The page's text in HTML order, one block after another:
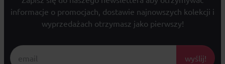
informacje o promocjach, dostawie najnowszych kolekcji i
wyprzedażach otrzymasz jako pierwszy!
wyślij!